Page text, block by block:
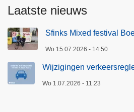
Laatste nieuws
Sfinks Mixed festival
Wo 15.07.2026 - 14:50
Wijzigingen
Wo 1.07.2026 - 11:23